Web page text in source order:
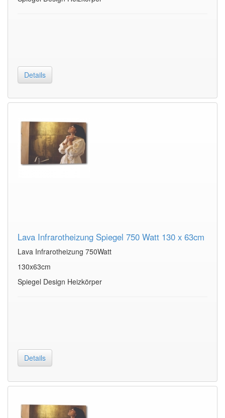
Details
Lava Infrarotheizung Spiegel 750 Watt 130 x 63cm
Lava Infrarotheizung 750Watt
130x63cm
Spiegel Design Heizkörper
Details